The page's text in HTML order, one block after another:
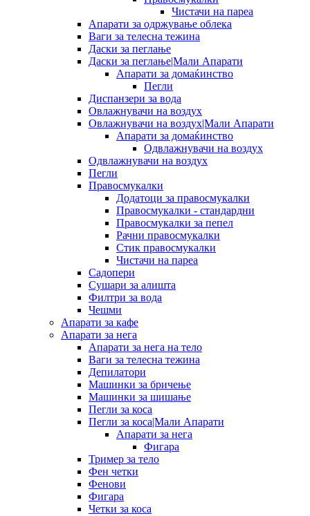
Чистачи на пареа
Апарати за одржување облека
Ваги за телесна тежина
Даски за пеглање
Даски за пеглање|Мали Апарати
Апарати за домаќинство
Пегли
Диспанзери за вода
Овлажнувачи на воздух
Овлажнувачи на воздух|Мали Апарати
Апарати за домаќинство
Одвлажнувачи на воздух
Одвлажнувачи на воздух
Пегли
Правосмукалки
Додатоци за правосмукалки
Правосмукалки - стандардни
Правосмукалки за пепел
Рачни правосмукалки
Стик правосмукалки
Чистачи на пареа
Садопери
Сушари за алишта
Филтри за вода
Чешми
Апарати за кафе
Апарати за нега
Апарати за нега на тело
Ваги за телесна тежина
Депилатори
Машинки за бричење
Машинки за шишање
Пегли за коса
Пегли за коса|Мали Апарати
Апарати за нега
Фигара
Тример за тело
Фен четки
Фенови
Фигара
Четки за коса